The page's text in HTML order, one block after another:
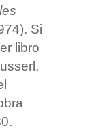
Si
libro